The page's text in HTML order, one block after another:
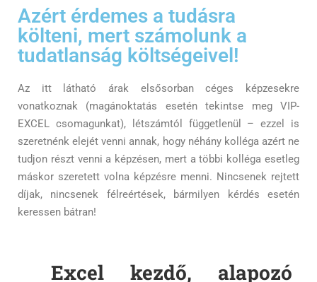
Azért érdemes a tudásra
költeni, mert számolunk a
tudatlanság költségeivel!
Az itt látható árak elsősorban céges képzesekre
vonatkoznak (magánoktatás esetén tekintse meg VIP-
EXCEL csomagunkat), létszámtól függetlenül – ezzel is
szeretnénk elejét venni annak, hogy néhány kolléga azért ne
tudjon részt venni a képzésen, mert a többi kolléga esetleg
máskor szeretett volna képzésre menni. Nincsenek rejtett
díjak, nincsenek félreértések, bármilyen kérdés esetén
keressen bátran!
Excel kezdő, alapozó